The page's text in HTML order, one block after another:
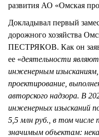
развития АО «Омская
Докладывал первый
дорожного хозяйства
ПЕСТРЯКОВ. Как он
ее «деятельности
инженерным
проектирование,
авторского надзора. В
инженерных изысканий
5,5 млн руб., в том числе
значимым объектам: